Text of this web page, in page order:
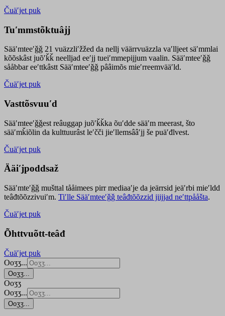
Čuäʹjet puk
Tuʹmmstõktuâjj
Sääʹmteeʹǧǧ 21 vuäzzliʹžžed da nellj väärrvuäzzla vaʹlljeet säʹmmlai
kõõskâst juõʹǩǩ neelljad eeʹjj tueiʹmmepijjum vaalin. Sääʹmteeʹǧǧ
sååbbar eeʹttkâstt Sääʹmteeʹǧǧ pââimõs mieʹrreemvääʹld.
Čuäʹjet puk
Vasttõsvuuʹd
Sääʹmteeʹǧǧest reâuggap juõʹǩǩka õuʹdde sääʹm meerast, što
sääʹmǩiõlin da kulttuurâst leʹčči jieʹllemsââʹjj še puäʹđlvest.
Čuäʹjet puk
Ääiʹjpoddsaž
Sääʹmteʹǧǧ mušttal tååimees pirr mediaaʹje da jeärrsid jeäʹrbi mieʹldd
teâđtõõzzivuiʹm. Tiʹlle Sääʹmteeʹǧǧ teâđtõõzzid jiijjad neʹttpååšta.
Čuäʹjet puk
Õhttvuõtt-teâđ
Čuäʹjet puk
Ooʒʒ...
Ooʒʒ...
Ooʒʒ
Ooʒʒ...
Ooʒʒ...